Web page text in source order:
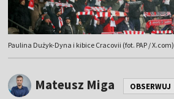
Paulina Dużyk-Dyna i kibice Cracovii (fot. PAP / X.com)
Mateusz Miga OBSERWUJ